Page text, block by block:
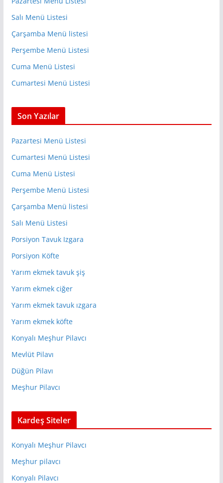
r
Salı Menü Listesi
Çarşamba Menü listesi
Perşembe Menü Listesi
Cuma Menü Listesi
Cumartesi Menü Listesi
Son Yazılar
Pazartesi Menü Listesi
Cumartesi Menü Listesi
Cuma Menü Listesi
Perşembe Menü Listesi
Çarşamba Menü listesi
Salı Menü Listesi
Porsiyon Tavuk Izgara
Porsiyon Köfte
Yarım ekmek tavuk şiş
Yarım ekmek ciğer
Yarım ekmek tavuk ızgara
Yarım ekmek köfte
Konyalı Meşhur Pilavcı
Mevlüt Pilavı
Düğün Pilavı
Meşhur Pilavcı
Kardeş Siteler
Konyalı Meşhur Pilavcı
Meşhur pilavcı
Konyalı Pilavcı